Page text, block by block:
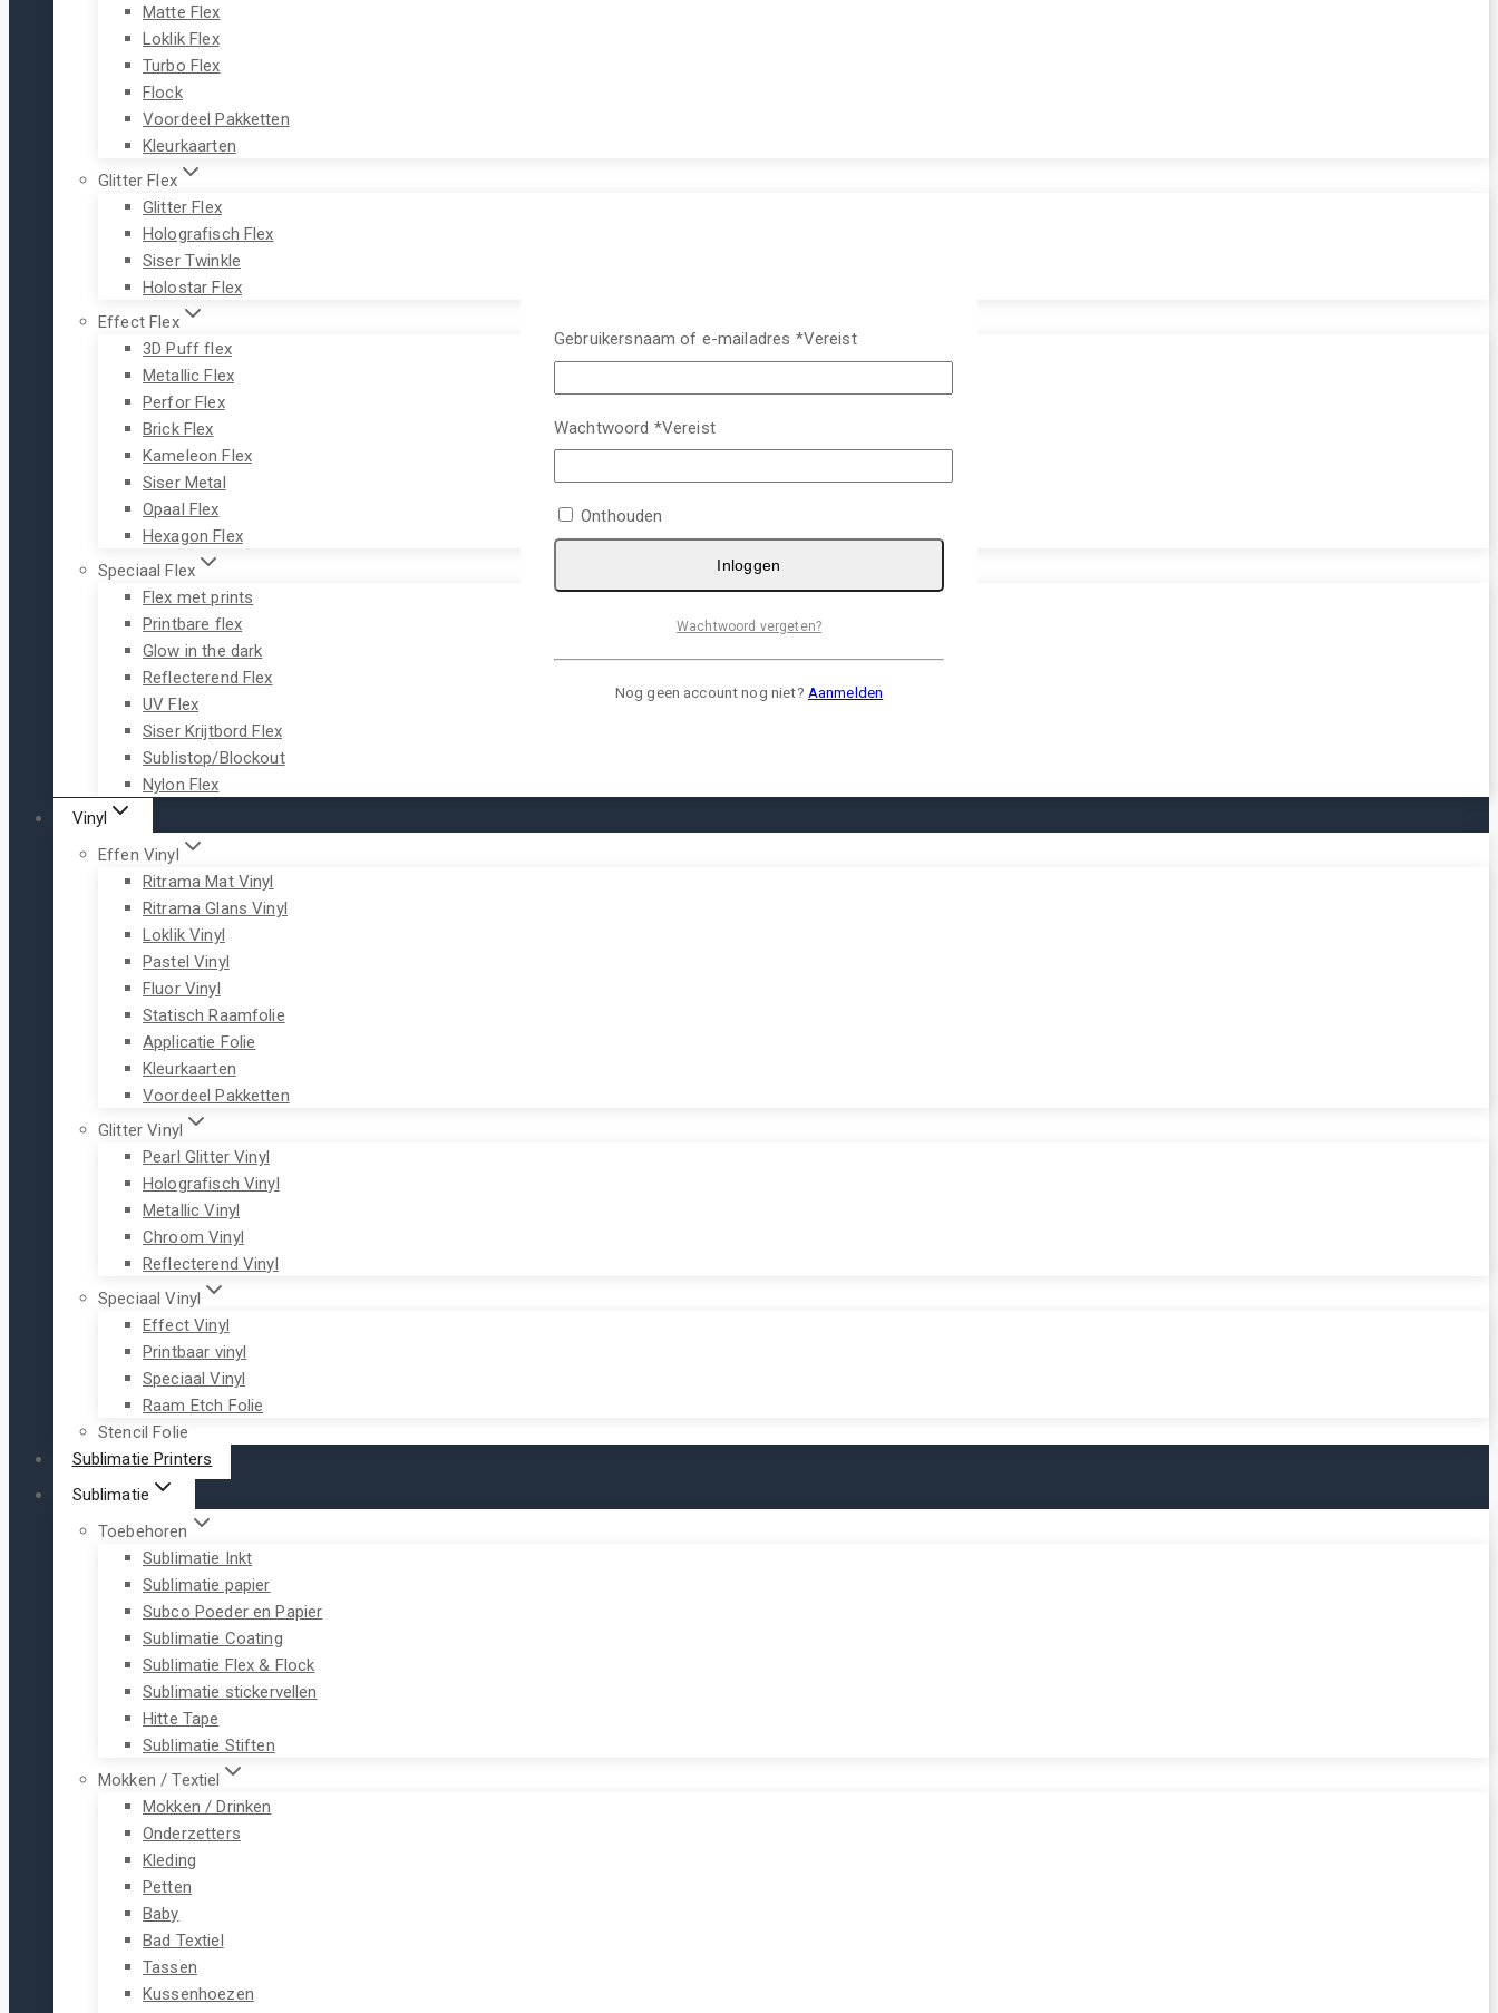
Matte Flex
Loklik Flex
Turbo Flex
Flock
Voordeel Pakketten
Kleurkaarten
Glitter Flex
Glitter Flex
Holografisch Flex
Siser Twinkle
Holostar Flex
Effect Flex
3D Puff flex
Metallic Flex
Perfor Flex
Brick Flex
Kameleon Flex
Siser Metal
Opaal Flex
Hexagon Flex
Speciaal Flex
Flex met prints
Printbare flex
Glow in the dark
Reflecterend Flex
UV Flex
Siser Krijtbord Flex
Sublistop/Blockout
Nylon Flex
Vinyl
Effen Vinyl
Ritrama Mat Vinyl
Ritrama Glans Vinyl
Loklik Vinyl
Pastel Vinyl
Fluor Vinyl
Statisch Raamfolie
Applicatie Folie
Kleurkaarten
Voordeel Pakketten
Glitter Vinyl
Pearl Glitter Vinyl
Holografisch Vinyl
Metallic Vinyl
Chroom Vinyl
Reflecterend Vinyl
Speciaal Vinyl
Effect Vinyl
Printbaar vinyl
Speciaal Vinyl
Raam Etch Folie
Stencil Folie
Sublimatie Printers
Sublimatie
Toebehoren
Sublimatie Inkt
Sublimatie papier
Subco Poeder en Papier
Sublimatie Coating
Sublimatie Flex & Flock
Sublimatie stickervellen
Hitte Tape
Sublimatie Stiften
Mokken / Textiel
Mokken / Drinken
Onderzetters
Kleding
Petten
Baby
Bad Textiel
Tassen
Kussenhoezen
Gebruikersnaam of e-mailadres *Vereist
Wachtwoord *Vereist
Onthouden
Inloggen
Wachtwoord vergeten?
Nog geen account nog niet? Aanmelden